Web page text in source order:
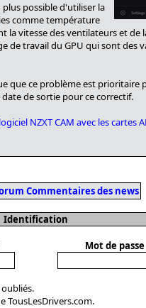
possible d'utiliser la
comme température
la vitesse des ventilateurs et
de travail du GPU qui sont
que ce problème est prioritaire
de sortie pour ce correctif.
NZXT CAM avec les cartes
Commentaires des news
Identification
Mot de passe
TousLesDrivers.com.